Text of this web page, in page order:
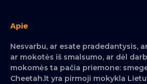
Apie
Nesvarbu, ar esate pradedantysis,
ar mokotės iš smalsumo, ar dėl
mokomės ta pačia priemone:
Cheetah.lt yra pirmoji mokykla